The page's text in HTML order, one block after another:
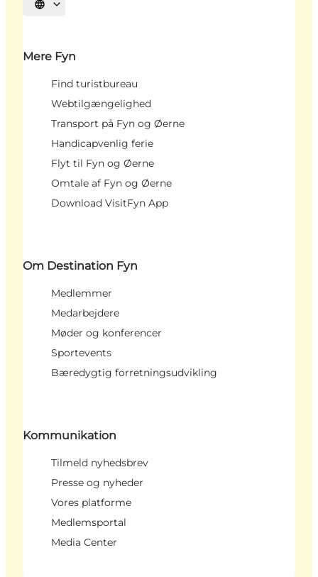
Vælg sprog
Mere Fyn
Find turistbureau
Webtilgængelighed
Transport på Fyn og Øerne
Handicapvenlig ferie
Flyt til Fyn og Øerne
Omtale af Fyn og Øerne
Download VisitFyn App
Om Destination Fyn
Medlemmer
Medarbejdere
Møder og konferencer
Sportevents
Bæredygtig forretningsudvikling
Kommunikation
Tilmeld nyhedsbrev
Presse og nyheder
Vores platforme
Medlemsportal
Media Center